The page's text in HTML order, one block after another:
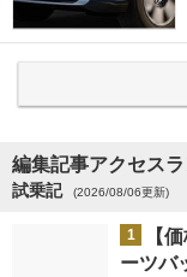
編集記事アクセス
試乗記 (2026/08/06更新)
1
【
ーツバ